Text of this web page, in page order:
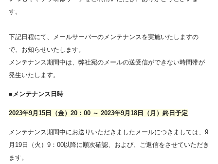
す。
下記日程にて、メールサーバーのメンテナンスを実施いたしますの
で、お知らせいたします。
メンテナンス期間中は、弊社宛のメールの送受信ができない時間帯が
発生いたします。
■メンテナンス日時
2023年9月15日（金）20：00 ～ 2023年9月18日（月）終日予定
メンテナンス期間中にお送りいただきましたメールにつきましては、9
月19日（火）9：00以降に順次確認、および、ご返信をさせていただき
ます。